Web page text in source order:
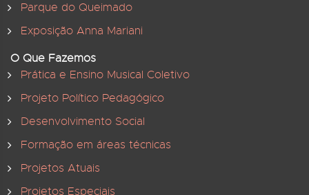
Parque do Queimado
Exposição Anna Mariani
O Que Fazemos
Prática e Ensino Musical Coletivo
Projeto Político Pedagógico
Desenvolvimento Social
Formação em áreas técnicas
Projetos Atuais
Projetos Especiais